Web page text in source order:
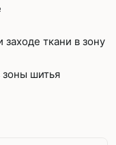
ткани в зону
зоны шитья